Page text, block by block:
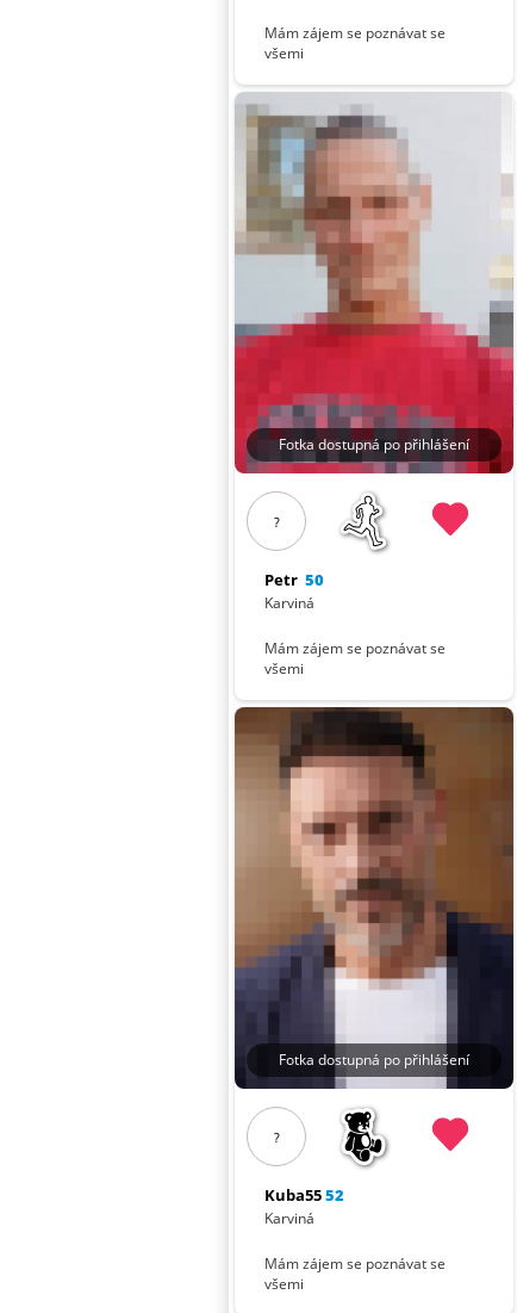
Mám zájem se poznávat se
všemi
Fotka dostupná po přihlášení
?
Petr 50
Karviná
Mám zájem se poznávat se
všemi
Fotka dostupná po přihlášení
?
Kuba5552
Karviná
Mám zájem se poznávat se
všemi